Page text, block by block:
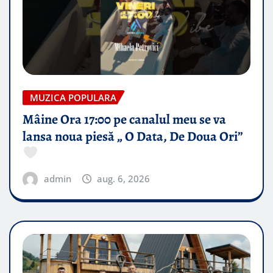
MUZICA POPULARA
Mâine Ora 17:00 pe canalul meu se va
lansa noua piesă „ O Data, De Doua Ori”
admin aug. 6, 2026